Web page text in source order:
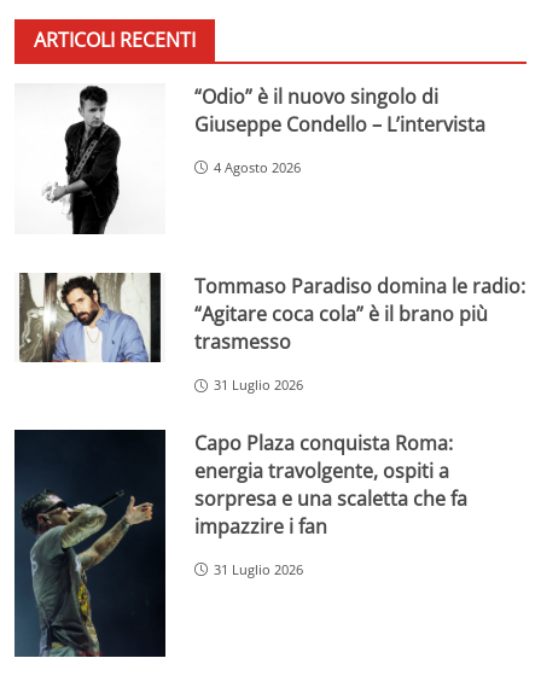
ARTICOLI RECENTI
“Odio” è il nuovo singolo di
Giuseppe Condello – L’intervista
4 Agosto 2026
Tommaso Paradiso domina le radio:
“Agitare coca cola” è il brano più
trasmesso
31 Luglio 2026
Capo Plaza conquista Roma:
energia travolgente, ospiti a
sorpresa e una scaletta che fa
impazzire i fan
31 Luglio 2026